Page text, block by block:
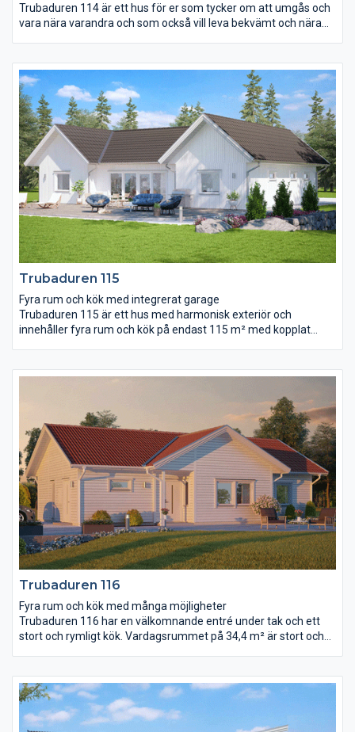
Trubaduren 114 är ett hus för er som tycker om att umgås och
vara nära varandra och som också vill leva bekvämt och nära
träffpunkten. Ryggåstaket, burspråket, de generösa fönstren
och de sex utgångsmöjligheterna i alla fyra väderstrecken får
huset att andas. Det utskjutande taket över uteplatsen utgör
ett bra väderskydd och mjukar upp övergången från inne till
ute.
Trubaduren 115
Fyra rum och kök med integrerat garage
Trubaduren 115 är ett hus med harmonisk exteriör och
innehåller fyra rum och kök på endast 115 m² med kopplat
vardagsrum i en gemensam, ljus och öppen samvarodel.
Sovrummen ligger väl avskilda från varandra för ostörd
återhämtning.
Trubaduren 116
Fyra rum och kök med många möjligheter
Trubaduren 116 har en välkomnande entré under tak och ett
stort och rymligt kök. Vardagsrummet på 34,4 m² är stort och
exempel placera en utgång till trädgården här, flytta
klädkammardörren hit eller kanske wc-dörren? Rummet för
klädvård ligger nära entré och kök, bra för er som gillar att göra
flera saker samtidigt!